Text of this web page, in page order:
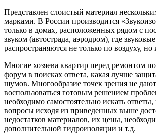
Представлен слоистый материал
марками. В России производится
только в домах, расположенных рядом с
звуком (автострада, аэродром), где
распространяются не только по воздуху, но
Многие хозяева квартир перед ремонтом
форум в поисках ответа, какая лучше
шумов. Многообразие точек зрения не
воспользоваться готовым решением
необходимо самостоятельно искать
вопросы исходя из приведенных выше
недостатков материалов, их цены,
дополнительной гидроизоляции и т.д.